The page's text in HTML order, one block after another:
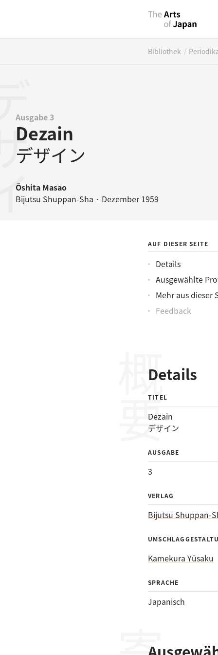
Bibliothek /
Ausgabe 3
Dezain
デザイン
Ōshita Masao
Bijutsu Shuppan-Sha · Dezember 1959
ン AUF DIESER SEITE
Details
Ausgewählte
Mehr aus dieser
Feedback
Details
概要
TITEL
Dezain
デザイン
AUSGABE
3
VERLAG
Bijutsu Shuppan-
Kamekura Yūsaku
SPRACHE
Japanisch